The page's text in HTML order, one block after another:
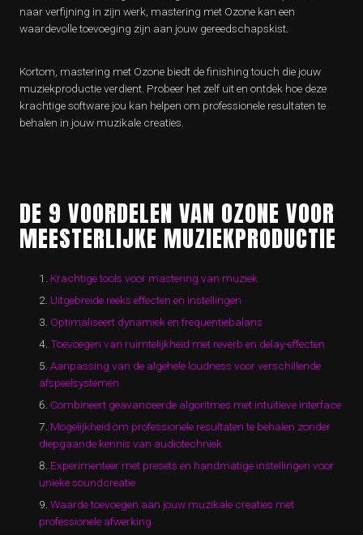
naar verfijning in zijn werk, mastering met Ozone kan een
waardevolle toevoeging zijn aan jouw gereedschapskist.
Kortom, mastering met Ozone biedt de finishing touch die jouw
muziekproductie verdient. Probeer het zelf uit en ontdek hoe deze
krachtige software jou kan helpen om professionele resultaten te
behalen in jouw muzikale creaties.
DE 9 VOORDELEN VAN OZONE VOOR
MEESTERLIJKE MUZIEKPRODUCTIE
Krachtige tools voor mastering van muziek
Uitgebreide reeks effecten en instellingen
Optimaliseert dynamiek en frequentiebalans
Toevoegen van ruimtelijkheid met reverb en delay-effecten
Aanpassing van de algehele loudness voor verschillende
afspeelsystemen
Combineert geavanceerde algoritmes met intuïtieve interface
Mogelijkheid om professionele resultaten te behalen zonder
diepgaande kennis van audiotechniek
Experimenteer met presets en handmatige instellingen voor
unieke soundcreatie
Waarde toevoegen aan jouw muzikale creaties met
professionele afwerking